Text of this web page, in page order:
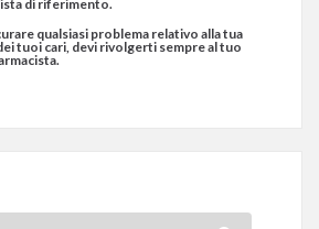
di riferimento.
qualsiasi problema relativo alla tua
tuoi cari, devi rivolgerti sempre al tuo